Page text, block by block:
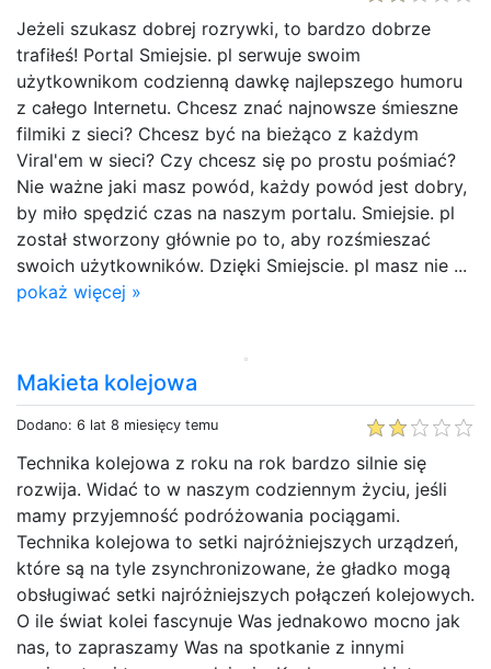
Jeżeli szukasz dobrej rozrywki, to bardzo dobrze
trafiłeś! Portal Smiejsie. pl serwuje swoim
użytkownikom codzienną dawkę najlepszego humoru
z całego Internetu. Chcesz znać najnowsze śmieszne
filmiki z sieci? Chcesz być na bieżąco z każdym
Viral'em w sieci? Czy chcesz się po prostu pośmiać?
Nie ważne jaki masz powód, każdy powód jest dobry,
by miło spędzić czas na naszym portalu. Smiejsie. pl
został stworzony głównie po to, aby rozśmieszać
swoich użytkowników. Dzięki Smiejscie. pl masz nie ...
pokaż więcej »
Makieta kolejowa
Dodano: 6 lat 8 miesięcy temu
Technika kolejowa z roku na rok bardzo silnie się
rozwija. Widać to w naszym codziennym życiu, jeśli
mamy przyjemność podróżowania pociągami.
Technika kolejowa to setki najróżniejszych urządzeń,
które są na tyle zsynchronizowane, że gładko mogą
obsługiwać setki najróżniejszych połączeń kolejowych.
O ile świat kolei fascynuje Was jednakowo mocno jak
nas, to zapraszamy Was na spotkanie z innymi